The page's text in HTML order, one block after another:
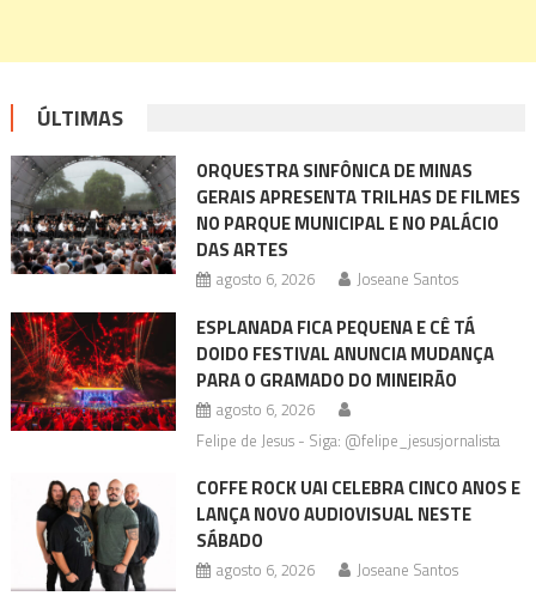
ÚLTIMAS
ORQUESTRA SINFÔNICA DE MINAS
GERAIS APRESENTA TRILHAS DE FILMES
NO PARQUE MUNICIPAL E NO PALÁCIO
DAS ARTES
agosto 6, 2026 Joseane Santos
ESPLANADA FICA PEQUENA E CÊ TÁ
DOIDO FESTIVAL ANUNCIA MUDANÇA
PARA O GRAMADO DO MINEIRÃO
agosto 6, 2026
Felipe de Jesus - Siga: @felipe_jesusjornalista
COFFE ROCK UAI CELEBRA CINCO ANOS E
LANÇA NOVO AUDIOVISUAL NESTE
SÁBADO
agosto 6, 2026 Joseane Santos